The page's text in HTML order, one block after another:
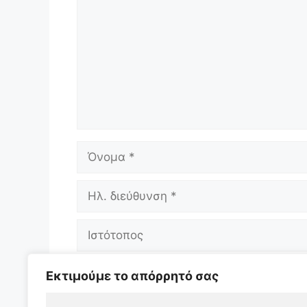
Εκτιμούμε το απόρρητό σας
Όνομα
Ηλ.
Ιστότοπος
Αποθήκευσε το όνομά μου, email, και
επόμενη φορά που θα σχολιάσω.